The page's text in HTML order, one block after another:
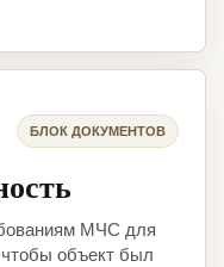
БЛОК ДОКУМЕНТОВ
МЧС для
объект был